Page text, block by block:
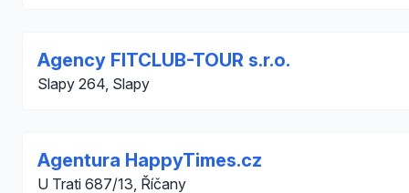
Agency FITCLUB-TOUR s.r.o.
Slapy 264, Slapy
Agentura HappyTimes.cz
U Trati 687/13, Říčany